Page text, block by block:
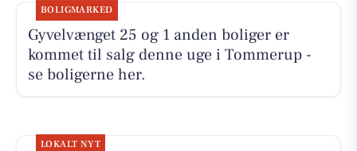
BOLIGMARKED
Gyvelvænget 25 og 1 anden boliger er
kommet til salg denne uge i Tommerup -
se boligerne her.
LOKALT NYT